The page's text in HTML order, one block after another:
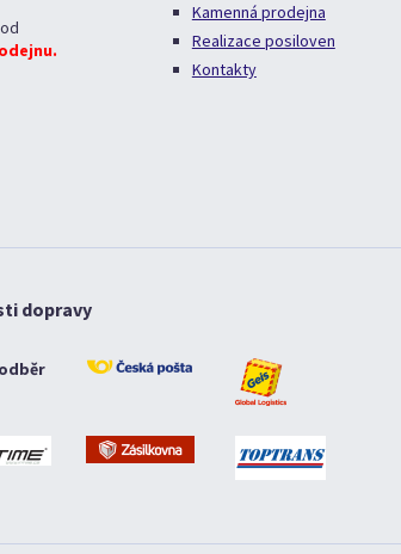
Kamenná prodejna
Realizace posiloven
Kontakty
dopravy